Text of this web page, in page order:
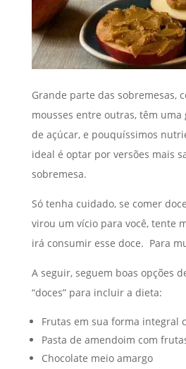
Grande parte das sobremesas,
mousses entre outras, têm
de açúcar, e pouquíssimos
ideal é optar por versões mais
sobremesa.
Só tenha cuidado, se comer
virou um vício para você, tente
irá consumir esse doce. Para
A seguir, seguem boas opções
“doces” para incluir a dieta:
Frutas em sua forma integral
Pasta de amendoim com
Chocolate meio amargo